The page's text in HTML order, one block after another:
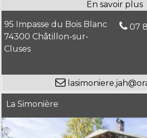
95 Impasse du Bois Blanc
74300 Châtillon-sur-
Cluses
07
La Simonière